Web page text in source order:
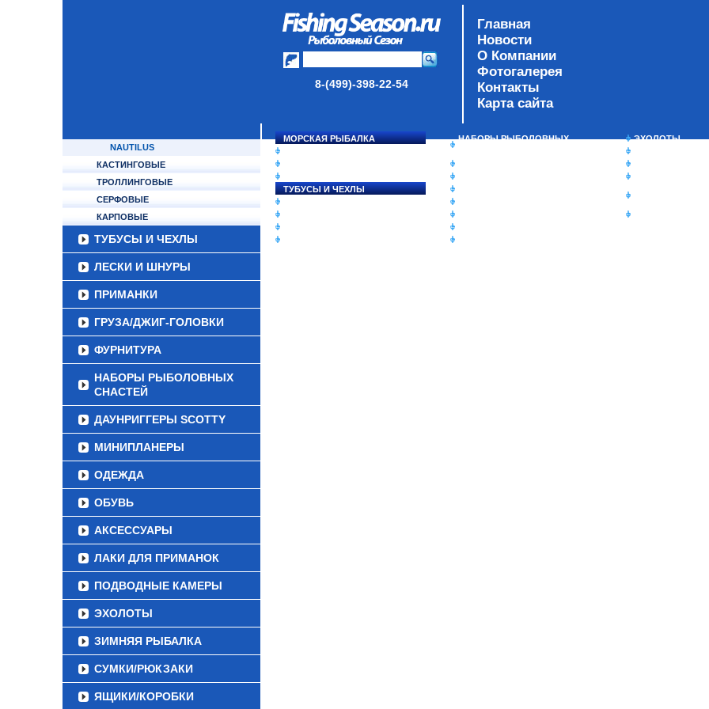
NAUTILUS
КАСТИНГОВЫЕ
ТРОЛЛИНГОВЫЕ
СЕРФОВЫЕ
КАРПОВЫЕ
ТУБУСЫ И ЧЕХЛЫ
ЛЕСКИ И ШНУРЫ
ПРИМАНКИ
ГРУЗА/ДЖИГ-ГОЛОВКИ
ФУРНИТУРА
НАБОРЫ РЫБОЛОВНЫХ
СНАСТЕЙ
ДАУНРИГГЕРЫ SCOTTY
МИНИПЛАНЕРЫ
ОДЕЖДА
ОБУВЬ
АКСЕССУАРЫ
ЛАКИ ДЛЯ ПРИМАНОК
ПОДВОДНЫЕ КАМЕРЫ
ЭХОЛОТЫ
ЗИМНЯЯ РЫБАЛКА
СУМКИ/РЮКЗАКИ
ЯЩИКИ/КОРОБКИ
8-(499)-398-22-54
Главная
Новости
О Компании
Фотогалерея
Контакты
Карта сайта
МОРСКАЯ РЫБАЛКА
ТУБУСЫ И ЧЕХЛЫ
НАБОРЫ РЫБОЛОВНЫХ
ЭХОЛОТЫ